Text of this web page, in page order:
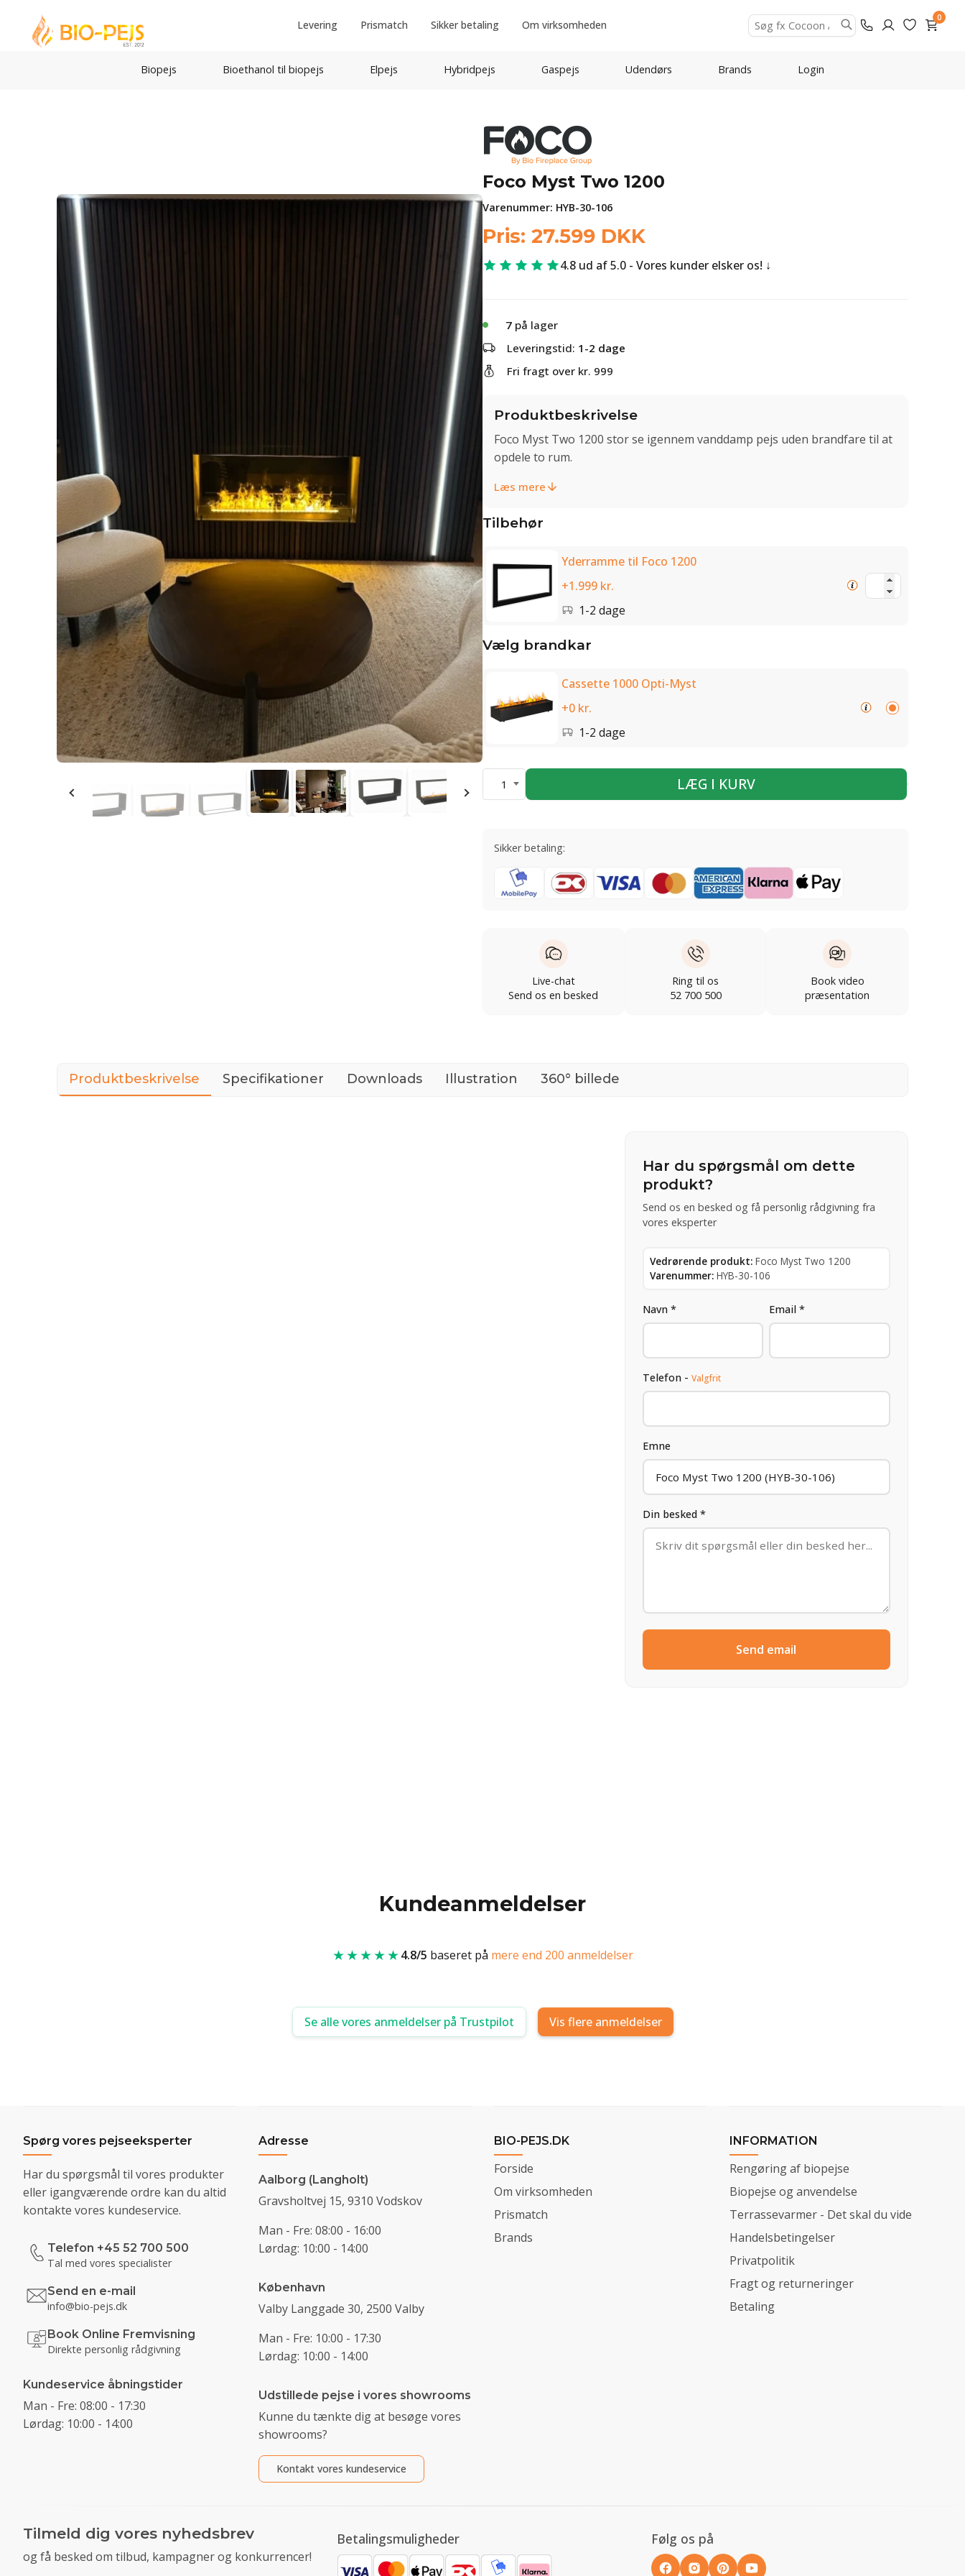
Levering Prismatch Sikker betaling Om virksomheden
0
Biopejs Bioethanol til biopejs Elpejs Hybridpejs Gaspejs Udendørs Brands Login
Foco Myst Two 1200
Varenummer: HYB-30-106
Pris: 27.599 DKK
4.8 ud af 5.0 - Vores kunder elsker os!
7 på lager
Leveringstid: 1-2 dage
Fri fragt over kr. 999
Produktbeskrivelse
Foco Myst Two 1200 stor se igennem vanddamp pejs uden brandfare til at
opdele to rum.
Læs mere
Tilbehør
Yderramme til Foco 1200
+1.999 kr.
1-2 dage
Vælg brandkar
Cassette 1000 Opti-Myst
+0 kr.
1-2 dage
1 LÆG I KURV
Sikker betaling:
Live-chat
Send os en besked
Ring til os
52 700 500
Book video
præsentation
Produktbeskrivelse Specifikationer Downloads Illustration 360° billede
Har du spørgsmål om dette
produkt?
Send os en besked og få personlig rådgivning fra
vores eksperter
Vedrørende produkt: Foco Myst Two 1200
Varenummer: HYB-30-106
Navn * Email *
Telefon - Valgfrit
Emne
Din besked *
Send email
Kundeanmeldelser
★★★★★4.8/5 baseret på mere end 200 anmeldelser
Se alle vores anmeldelser på Trustpilot Vis flere anmeldelser
Spørg vores pejseeksperter
Har du spørgsmål til vores produkter
eller igangværende ordre kan du altid
kontakte vores kundeservice.
Telefon +45 52 700 500
Tal med vores specialister
Send en e-mail
info@bio-pejs.dk
Book Online Fremvisning
Direkte personlig rådgivning
Kundeservice åbningstider
Man - Fre: 08:00 - 17:30
Lørdag: 10:00 - 14:00
Adresse
Aalborg (Langholt)
Gravsholtvej 15, 9310 Vodskov
Man - Fre: 08:00 - 16:00
Lørdag: 10:00 - 14:00
København
Valby Langgade 30, 2500 Valby
Man - Fre: 10:00 - 17:30
Lørdag: 10:00 - 14:00
Udstillede pejse i vores showrooms
Kunne du tænkte dig at besøge vores
showrooms?
Kontakt vores kundeservice
BIO-PEJS.DK
Forside
Om virksomheden
Prismatch
Brands
INFORMATION
Rengøring af biopejse
Biopejse og anvendelse
Terrassevarmer - Det skal du vide
Handelsbetingelser
Privatpolitik
Fragt og returneringer
Betaling
Tilmeld dig vores nyhedsbrev
og få besked om tilbud, kampagner og konkurrencer!
Betalingsmuligheder Følg os på